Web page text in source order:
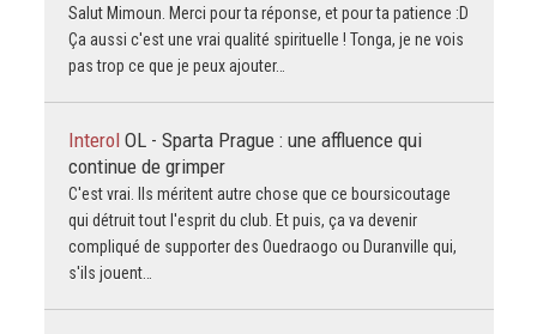
Salut Mimoun. Merci pour ta réponse, et pour ta patience :D
Ça aussi c'est une vrai qualité spirituelle ! Tonga, je ne vois
pas trop ce que je peux ajouter…
Interol OL - Sparta Prague : une affluence qui
continue de grimper
C'est vrai. Ils méritent autre chose que ce boursicoutage
qui détruit tout l'esprit du club. Et puis, ça va devenir
compliqué de supporter des Ouedraogo ou Duranville qui,
s'ils jouent…